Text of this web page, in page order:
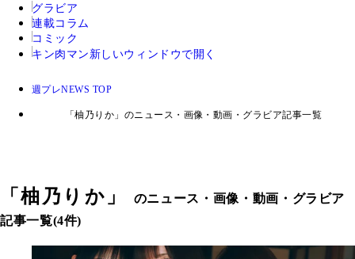
グラビア
連載コラム
コミック
キン肉マン 新しいウィンドウで開く
週プレNEWS TOP
「柚乃りか」のニュース・画像・動画・グラビア記事一覧
「柚乃りか 」
のニュース・画像・動画・グラビア
記事一覧(4件)